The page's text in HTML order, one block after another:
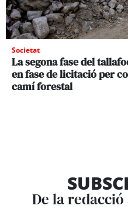
Societat
La segona fase del
en fase de licitació per
camí forestal
De la